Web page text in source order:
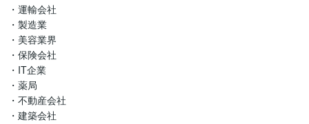
・運輸会社
・製造業
・美容業界
・保険会社
・IT企業
・薬局
・不動産会社
・建築会社